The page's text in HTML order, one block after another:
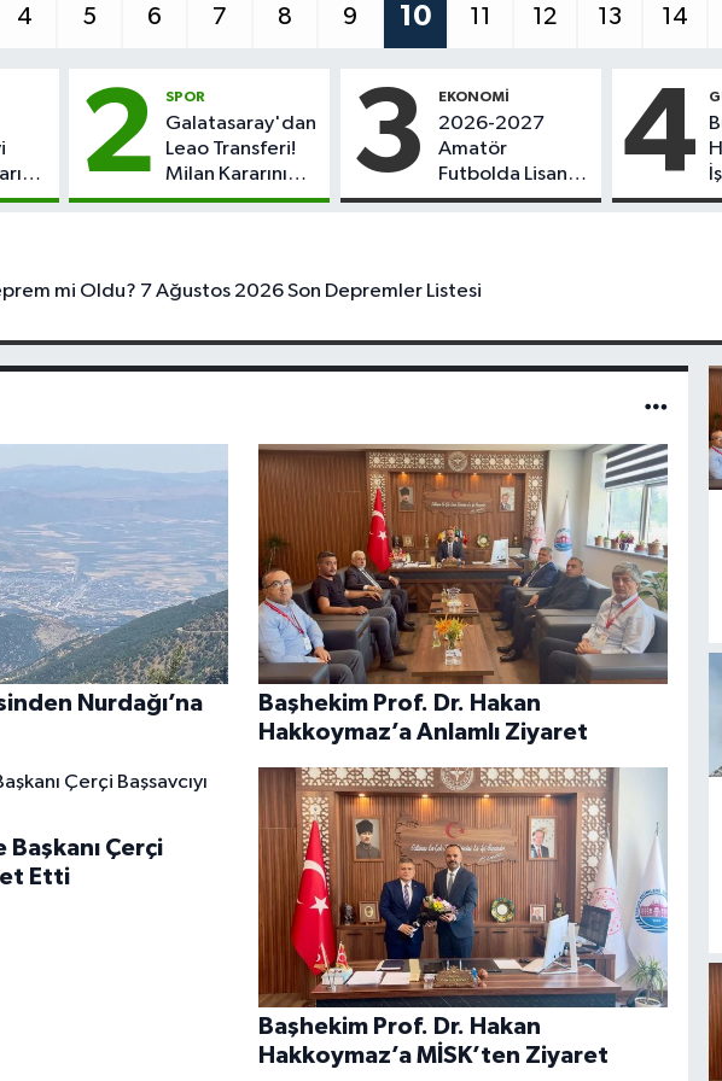
4 5 6 7 8 9 10 11 12 13 14
2 SPOR
Galatasaray'dan
Leao Transferi!
Milan Kararını
Verdi
3 EKONOMI
2026-2027
Amatör
Futbolda Lisans
ve Transfer
4
mi Oldu? 7 Ağustos 2026 Son Depremler Listesi
Nurdağı’na
Başhekim Prof. Dr. Hakan
Hakkoymaz’a Anlamlı Ziyaret
Çerçi
Etti
Başhekim Prof. Dr. Hakan
Hakkoymaz’a MİSK’ten Ziyaret